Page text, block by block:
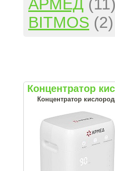
АРМЕД
BITMOS (2)
Концентратор
Концентратор